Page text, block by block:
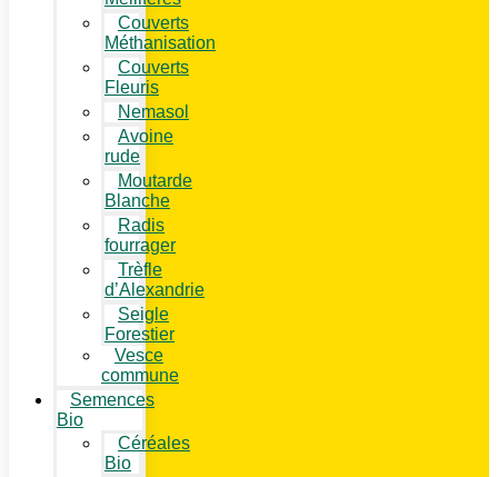
Couverts
Méthanisation
Couverts
Fleuris
Nemasol
Avoine
rude
Moutarde
Blanche
Radis
fourrager
Trèfle
d’Alexandrie
Seigle
Forestier
Vesce
commune
Semences
Bio
Céréales
Bio